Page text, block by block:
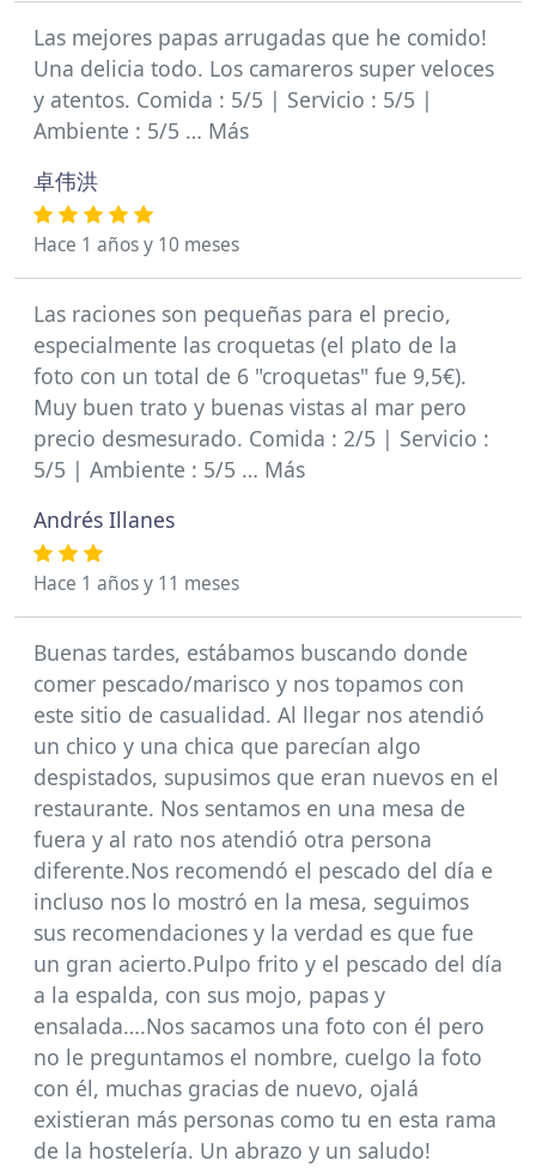
Las mejores papas arrugadas que he comido!
Una delicia todo. Los camareros super veloces
y atentos. Comida : 5/5 | Servicio : 5/5 |
Ambiente : 5/5 … Más
卓伟洪
Hace 1 años y 10 meses
Las raciones son pequeñas para el precio,
especialmente las croquetas (el plato de la
foto con un total de 6 "croquetas" fue 9,5€).
Muy buen trato y buenas vistas al mar pero
precio desmesurado. Comida : 2/5 | Servicio :
5/5 | Ambiente : 5/5 … Más
Andrés Illanes
Hace 1 años y 11 meses
Buenas tardes, estábamos buscando donde
comer pescado/marisco y nos topamos con
este sitio de casualidad. Al llegar nos atendió
un chico y una chica que parecían algo
despistados, supusimos que eran nuevos en el
restaurante. Nos sentamos en una mesa de
fuera y al rato nos atendió otra persona
diferente.Nos recomendó el pescado del día e
incluso nos lo mostró en la mesa, seguimos
sus recomendaciones y la verdad es que fue
un gran acierto.Pulpo frito y el pescado del día
a la espalda, con sus mojo, papas y
ensalada….Nos sacamos una foto con él pero
no le preguntamos el nombre, cuelgo la foto
con él, muchas gracias de nuevo, ojalá
existieran más personas como tu en esta rama
de la hostelería. Un abrazo y un saludo!